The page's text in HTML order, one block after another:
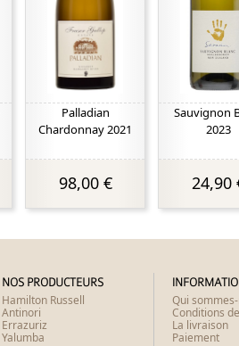
Palladian
Chardonnay 2021
98,00 €
Sauvignon
2023
24,90
NOS PRODUCTEURS
Hamilton Russell
Antinori
Errazuriz
Yalumba
Qui
Conditions
La livraison
Paiement